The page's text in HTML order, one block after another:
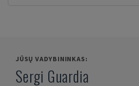
JŪSŲ VADYBININKAS:
Sergi Guardia